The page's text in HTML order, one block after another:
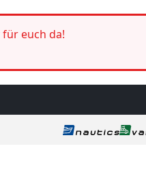
euch da!